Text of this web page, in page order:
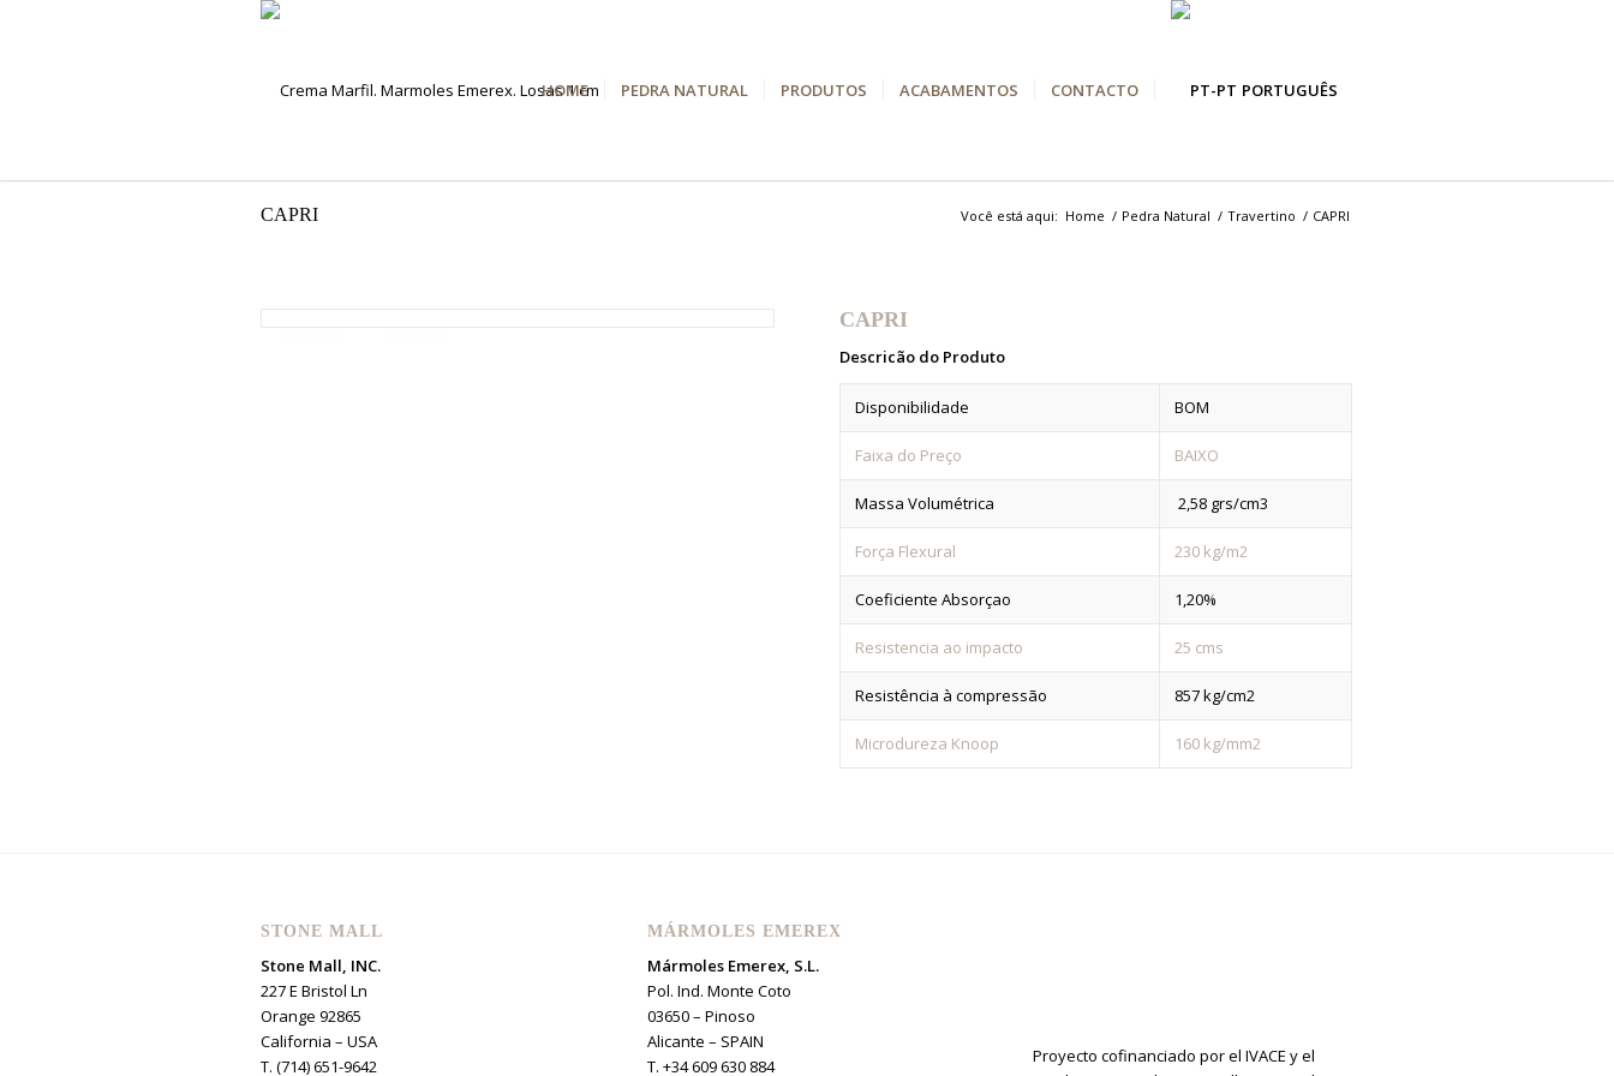
HOME PEDRA NATURAL PRODUTOS ACABAMENTOS CONTACTO PORTUGUÊS
CAPRI Você está aqui: Home / Pedra Natural / Travertino / CAPRI
CAPRI
Descricão do Produto
Disponibilidade BOM
Faixa do Preço BAIXO
Massa Volumétrica 2,58 grs/cm3
Força Flexural 230 kg/m2
Coeficiente Absorçao 1,20%
Resistencia ao impacto 25 cms
Resistência à compressão 857 kg/cm2
Microdureza Knoop 160 kg/mm2
STONE MALL
Stone Mall, INC.
227 E Bristol Ln
Orange 92865
California – USA
T. (714) 651-9642
MÁRMOLES EMEREX
Mármoles Emerex, S.L.
Pol. Ind. Monte Coto
03650 – Pinoso
Alicante – SPAIN
T. +34 609 630 884
Proyecto cofinanciado por el IVACE y el